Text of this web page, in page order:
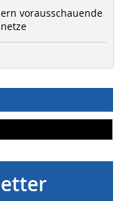
vorausschauende